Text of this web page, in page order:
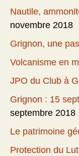
Nautile,
novembre 2018
Grignon, une
Volcanisme en
JPO du Club à
Grignon : 15
septembre 2018
Le patrimoine
Protection du